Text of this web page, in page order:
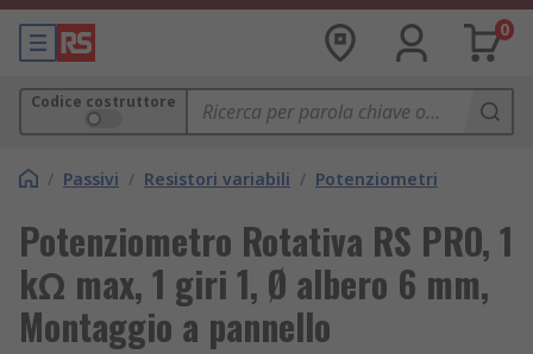
0
Codice costruttore
/ Passivi / Resistori variabili / Potenziometri
Potenziometro Rotativa RS PRO, 1
kΩ max, 1 giri 1, Ø albero 6 mm,
Montaggio a pannello